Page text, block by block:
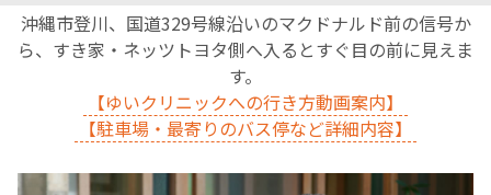
沖縄市登川、国道329号線沿いのマクドナルド前の信号か
ら、すき家・ネッツトヨタ側へ入るとすぐ目の前に見えま
す。
【ゆいクリニックへの行き方動画案内】
【駐車場・最寄りのバス停など詳細内容】